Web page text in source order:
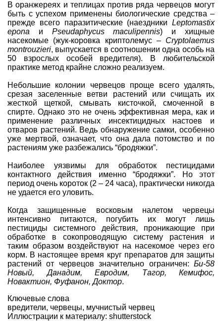
В оранжереях итеплицах против ряда червецов могут
быть с успехом применены биологические средства –
прежде всего паразитические (наездники Leptomastix
epona и Pseudaphycus maculipennis) и хищные
насекомые (жук-коровка криптолемус – Cryptolaemus
montrouzieri, выпускается в соотношении одна особь на
50 взрослых особей вредителя). В любительской
практике метод крайне сложно реализуем.
Небольшие колонии червецов проще всего удалять,
срезая заселенные ветви растений или счищать их
жесткой щеткой, смывать кисточкой, смоченной в
спирте. Однако это не очень эффективная мера, как и
применение различных инсектицидных настоев и
отваров растений. Ведь обнаружение самки, особенно
уже мертвой, означает, что она дала потомство и по
растениям уже разбежались “бродяжки”.
Наиболее уязвимы для обработок пестицидами
контактного действия именно “бродяжки”. Но этот
период очень короток (2 – 24 часа), практически никогда
не удается его уловить.
Когда защищенные восковым налетом червецы
интенсивно питаются, погубить их могут лишь
пестициды системного действия, проникающие при
обработке в сокопроводящую систему растения и
таким образом воздействуют на насекомое через его
корм. В настоящее время круг препаратов для защиты
растений от червецов значительно ограничен: Би-58
Новый, Данадим, Евродим, Тагор, Кемифос,
Новактион, Фуфанон, Доктор.
Ключевые слова
вредители, червецы, мучнистый червец
Иллюстрации к материалу: shutterstock